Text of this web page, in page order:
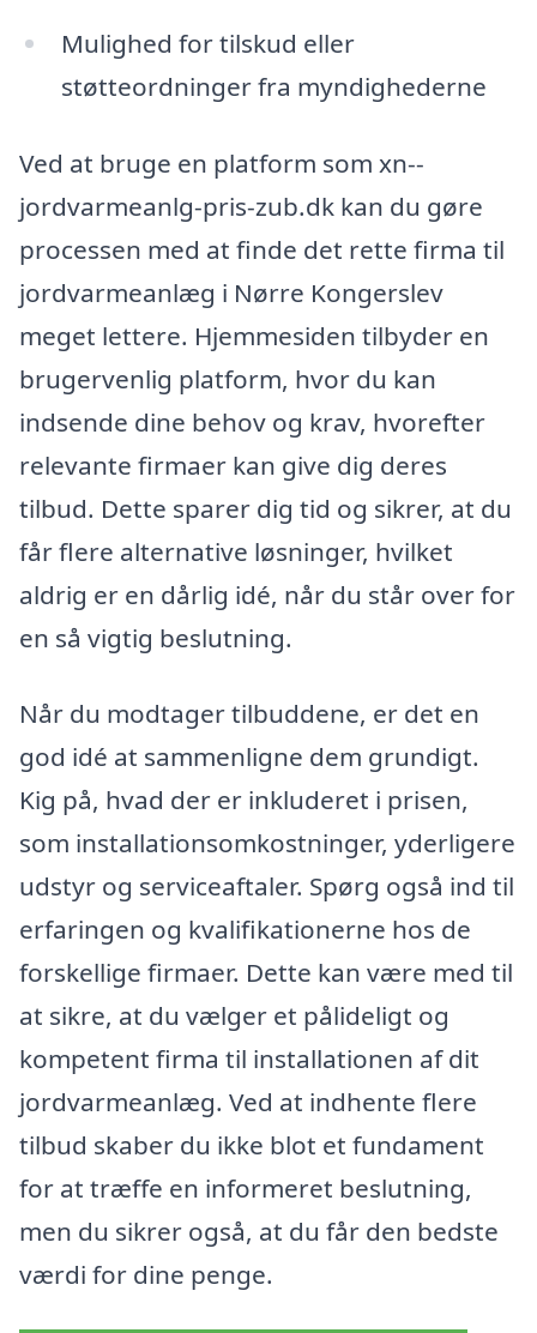
Mulighed for tilskud eller
støtteordninger fra myndighederne
Ved at bruge en platform som xn--
jordvarmeanlg-pris-zub.dk kan du gøre
processen med at finde det rette firma til
jordvarmeanlæg i Nørre Kongerslev
meget lettere. Hjemmesiden tilbyder en
brugervenlig platform, hvor du kan
indsende dine behov og krav, hvorefter
relevante firmaer kan give dig deres
tilbud. Dette sparer dig tid og sikrer, at du
får flere alternative løsninger, hvilket
aldrig er en dårlig idé, når du står over for
en så vigtig beslutning.
Når du modtager tilbuddene, er det en
god idé at sammenligne dem grundigt.
Kig på, hvad der er inkluderet i prisen,
som installationsomkostninger, yderligere
udstyr og serviceaftaler. Spørg også ind til
erfaringen og kvalifikationerne hos de
forskellige firmaer. Dette kan være med til
at sikre, at du vælger et pålideligt og
kompetent firma til installationen af dit
jordvarmeanlæg. Ved at indhente flere
tilbud skaber du ikke blot et fundament
for at træffe en informeret beslutning,
men du sikrer også, at du får den bedste
værdi for dine penge.